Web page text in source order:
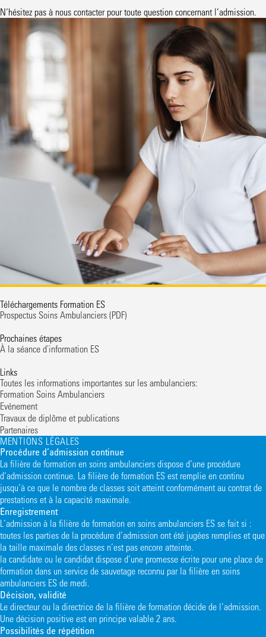
N‘hésitez pas à nous contacter pour toute question concernant l‘admission.
Téléchargements Formation ES
Prospectus Soins Ambulanciers (PDF)
Prochaines étapes
À la séance d'information ES
Links
Toutes les informations importantes sur les ambulanciers:
Formation Soins Ambulanciers
Evénement
Travaux de diplôme et publications
Partenaires
MENTIONS LÉGALES
Procédure d‘admission continue
La filière de formation en soins ambulanciers dispose d‘une procédure
d‘admission continue. La filière de formation ES est remplie en continu
jusqu‘à ce que le nombre de classes soit atteint conformément au contrat de
prestations et à la capacité maximale.
Enregistrement
L‘admission à la filière de formation en soins ambulanciers ES se fait si :
toutes les parties de la procédure d‘admission ont été jugées remplies et que
la taille maximale des classes n‘est pas encore atteinte.
la candidate ou le candidat dispose d‘une promesse écrite pour une place de
formation dans un service de sauvetage reconnu par la filière en soins
ambulanciers ES de medi.
Décision, validité
Le directeur ou la directrice de la filière de formation décide de l‘admission.
Une décision positive est en principe valable 2 ans.
Possibilités de répétition